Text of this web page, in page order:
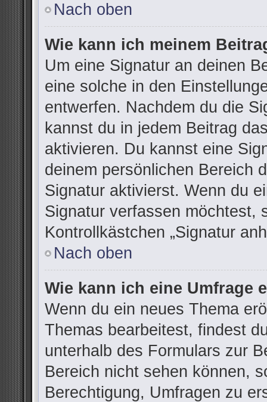
Nach oben
Wie kann ich meinem
Um eine Signatur an deinen
eine solche in den
entwerfen. Nachdem du die
kannst du in jedem Beitrag
aktivieren. Du kannst eine
deinem persönlichen Bereich
Signatur aktivierst. Wenn du
Signatur verfassen möchtest,
Kontrollkästchen „Signatur
Nach oben
Wie kann ich eine Umfrage
Wenn du ein neues Thema
Themas bearbeitest, findest
unterhalb des Formulars zur
Bereich nicht sehen können,
Berechtigung, Umfragen zu